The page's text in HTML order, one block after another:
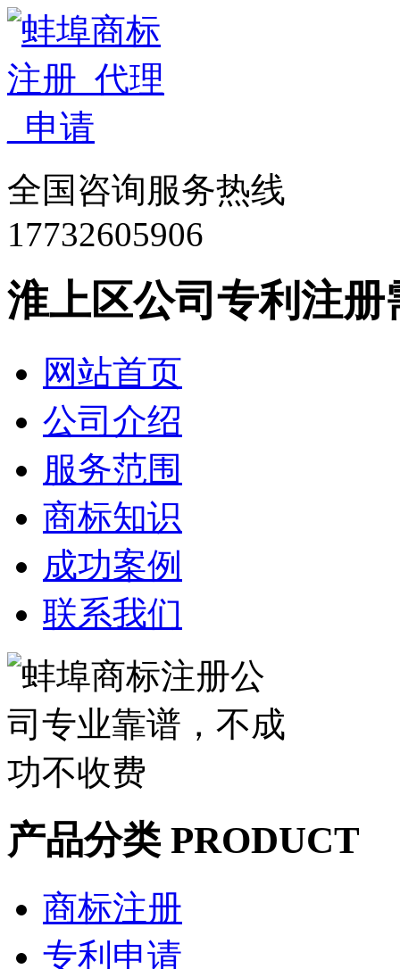
全国咨询服务热线
17732605906
淮上区公司专利注
网站首页
公司介绍
服务范围
商标知识
成功案例
联系我们
产品分类 PRODUCT
商标注册
专利申请